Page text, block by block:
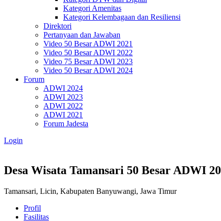
Kategori Amenitas
Kategori Kelembagaan dan Resiliensi
Direktori
Pertanyaan dan Jawaban
Video 50 Besar ADWI 2021
Video 50 Besar ADWI 2022
Video 75 Besar ADWI 2023
Video 50 Besar ADWI 2024
Forum
ADWI 2024
ADWI 2023
ADWI 2022
ADWI 2021
Forum Jadesta
Login
Desa Wisata Tamansari 50 Besar ADWI
Tamansari, Licin, Kabupaten Banyuwangi, Jawa Timur
Profil
Fasilitas